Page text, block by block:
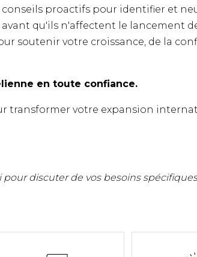
conseils proactifs pour identifier et
qu'ils n'affectent le lancement
soutenir votre croissance, de la
en toute confiance.
transformer votre expansion
discuter de vos besoins